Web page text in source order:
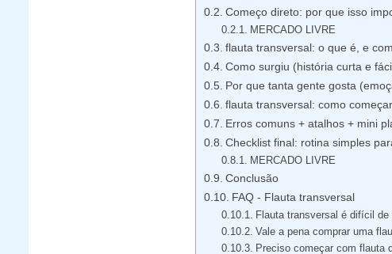
Começo direto: por que isso
MERCADO LIVRE
flauta transversal: o que é, e
Como surgiu (história curta e
Por que tanta gente gosta
flauta transversal: como
Erros comuns + atalhos + mini
Checklist final: rotina simples
MERCADO LIVRE
Conclusão
FAQ - Flauta transversal
Flauta transversal é difícil de
Vale a pena comprar uma
Preciso começar com flauta